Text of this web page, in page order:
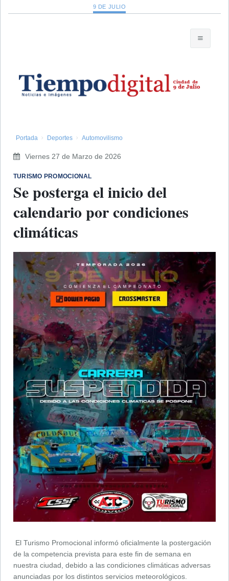
9 DE JULIO
Portada Deportes Automovilismo
Viernes 27 de Marzo de 2026
TURISMO PROMOCIONAL
Se posterga el inicio del
calendario por condiciones
climáticas
El Turismo Promocional informó oficialmente la postergación
de la competencia prevista para este fin de semana en
nuestra ciudad, debido a las condiciones climáticas adversas
anunciadas por los distintos servicios meteorológicos.